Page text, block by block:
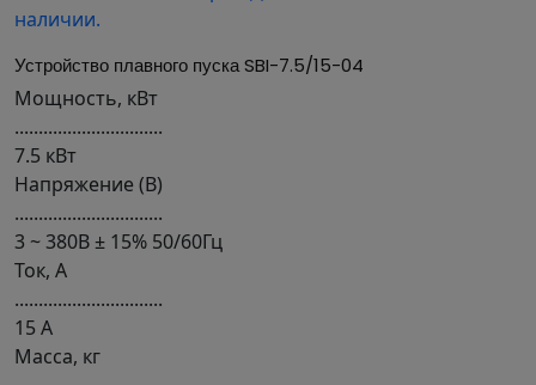
Устройство плавного пуска SBI-7.5/15-04
Мощность, кВт
...............................
7.5 кВт
Напряжение (В)
...............................
3 ~ 380В ± 15% 50/60Гц
Ток, А
...............................
15 А
Масса, кг